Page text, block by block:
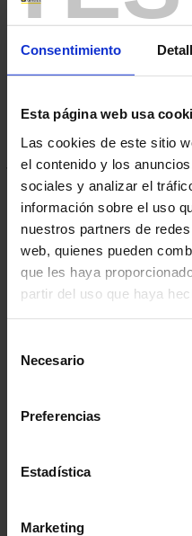
Consentimiento
Esta página web usa
Las cookies de este sitio
el contenido y los
sociales y analizar el
información sobre el uso
nuestros partners de
web, quienes pueden
que les haya
partir del uso que haya
privacidad
Necesario
Preferencias
Estadística
Marketing
colaboración
educativo
El grupo Chauvin
privilegiados lazos con
francés, acompaña los
participando en
publicación de los
(Cuadernos de la
oferta de instrumentos
necesidades pedagógicas.